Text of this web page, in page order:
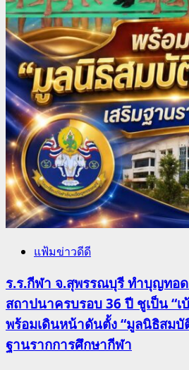
แฟ้มข่าวดีดี
ร.ร.กีฬา จ.สุพรรณบุรี ทำบุญทอ
สถาปนาครบรอบ 36 ปี ชูเป็น “
พร้อมเดินหน้าดันตั้ง “มูลนิธิสมบั
ฐานรากการศึกษากีฬา